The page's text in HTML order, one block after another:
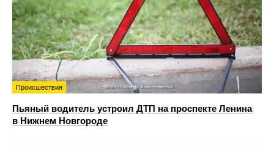
Происшествия
Пьяный водитель устроил ДТП на проспекте Ленина
в Нижнем Новгороде